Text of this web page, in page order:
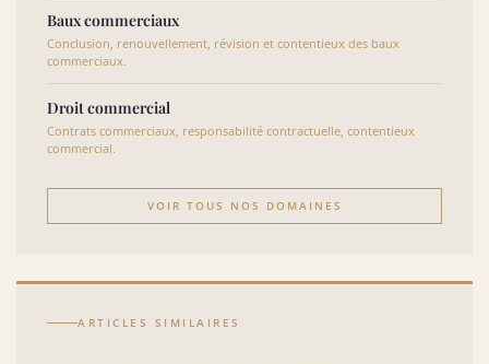
Baux commerciaux
Conclusion, renouvellement, révision et contentieux des baux
commerciaux.
Droit commercial
Contrats commerciaux, responsabilité contractuelle, contentieux
commercial.
VOIR TOUS NOS DOMAINES
ARTICLES SIMILAIRES